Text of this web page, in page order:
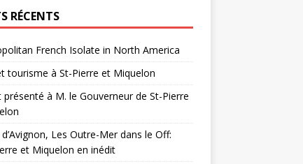
RÉCENTS
French Isolate in North America
tourisme à St-Pierre et Miquelon
présenté à M. le Gouverneur de St-Pierre
Les Outre-Mer dans le Off:
et Miquelon en inédit